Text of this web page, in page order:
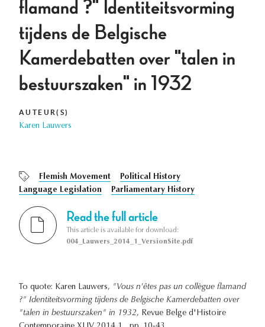
flamand ?" Identiteitsvorming
tijdens de Belgische
Kamerdebatten over "talen in
bestuurszaken" in 1932
AUTEUR(S)
Karen Lauwers
Flemish Movement
Political History
Language Legislation
Parliamentary History
Read the full article
This article is available for download:
004_Lauwers_2014_1_VersionSite.pdf
To quote: Karen Lauwers, "Vous n'êtes pas un collègue flamand
?" Identiteitsvorming tijdens de Belgische Kamerdebatten over
"talen in bestuurszaken" in 1932, Revue Belge d'Histoire